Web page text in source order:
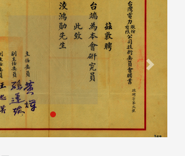
Next